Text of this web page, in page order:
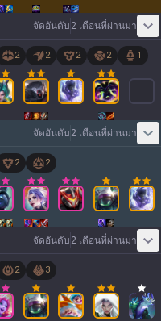
จัดอันดับ 2 เดือนที่ผ่านมา
2 2 2 2 1
จัดอันดับ 2 เดือนที่ผ่านมา
2 2
จัดอันดับ 2 เดือนที่ผ่านมา
2 3